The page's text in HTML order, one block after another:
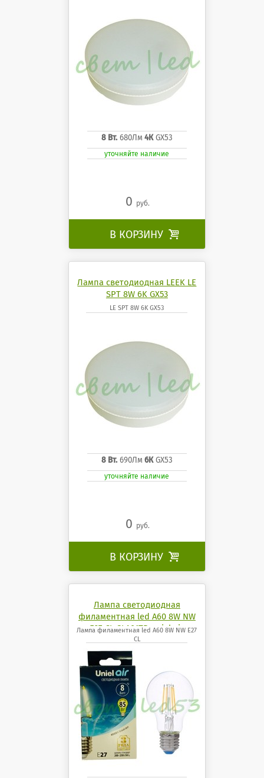
8 Вт.680Лм 4КGX53
уточняйте наличие
0 руб.
В КОРЗИНУ 
Лампа светодиодная LEEK LE
SPT 8W 6K GX53
LE SPT 8W 6K GX53
8 Вт.690Лм 6КGX53
уточняйте наличие
0 руб.
В КОРЗИНУ 
Лампа светодиодная
филаментная led A60 8W NW
E27 CL GLA01TR uniel air
Лампа филаментная led A60 8W NW E27
CL